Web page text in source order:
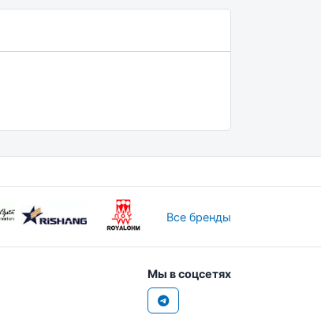
Все бренды
Мы в соцсетях